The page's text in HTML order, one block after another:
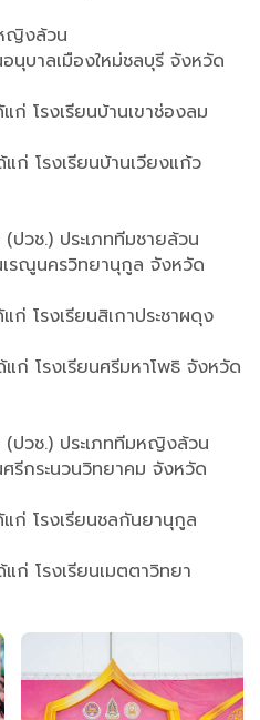
ญิงล้วน
อนุบาลเมืองใหม่ชลบุรี จังหวัด
ก่ โรงเรียนบ้านเขาช่องลม
ก่ โรงเรียนบ้านเวียงแก้ว
วช.) ประเภททีมชายล้วน
เรณูนครวิทยานุกูล จังหวัด
ก่ โรงเรียนสิเกาประชาผดุง
ก่ โรงเรียนศรีมหาโพธิ จังหวัด
ปวช.) ประเภททีมหญิงล้วน
ศรีกระนวนวิทยาคม จังหวัด
ก่ โรงเรียนชลกันยานุกูล
ก่ โรงเรียนเมตตาวิทยา